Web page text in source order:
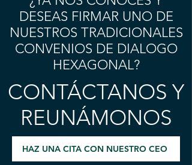
DESEAS FIRMAR UNO DE
NUESTROS TRADICIONALES
CONVENIOS DE DIALOGO
HEXAGONAL?
CONTÁCTANOS Y
REUNÁMONOS
HAZ UNA CITA CON NUESTRO CEO